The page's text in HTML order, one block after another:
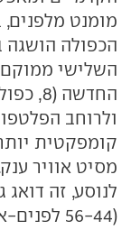
מומנט
הכפולה הושגה
השלישי ממוקם
ולרוחב
קומפקטית
מסיט אוויר
לנוסע, זה
(56-44 לפנים-אחור לעומת 57-43 באוונטדור).